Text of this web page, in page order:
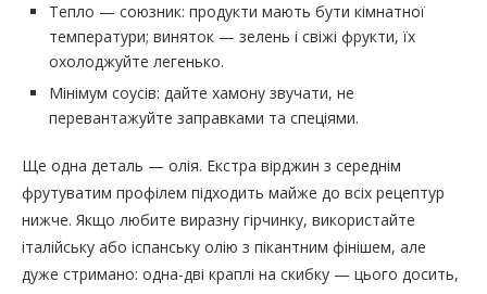
Тепло — союзник: продукти мають бути кімнатної
температури; виняток — зелень і свіжі фрукти, їх
охолоджуйте легенько.
Мінімум соусів: дайте хамону звучати, не
перевантажуйте заправками та спеціями.
Ще одна деталь — олія. Екстра вірджин з середнім
фрутуватим профілем підходить майже до всіх рецептур
нижче. Якщо любите виразну гірчинку, використайте
італійську або іспанську олію з пікантним фінішем, але
дуже стримано: одна-дві краплі на скибку — цього досить,